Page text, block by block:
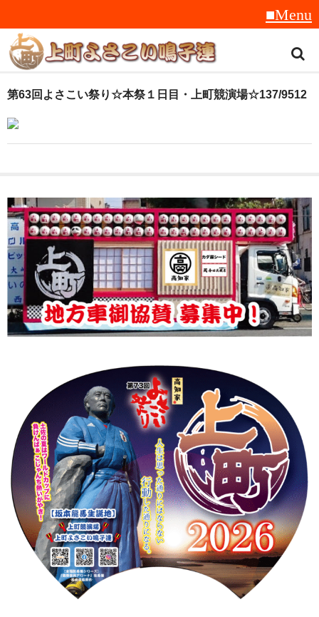
トップ
スタッフ紹介
音楽
衣装
地方車
グッズ
上町Tシャツ
振付
その他
壁紙
お問合せ
スタッフブログ
第63回よさこい祭り☆本祭１日目・上町競演場☆137/9512